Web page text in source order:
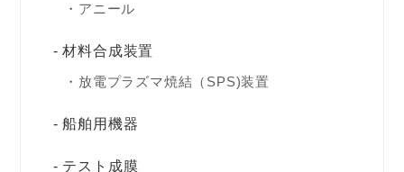
アニール
材料合成装置
放電プラズマ焼結（SPS)装置
船舶用機器
テスト成膜